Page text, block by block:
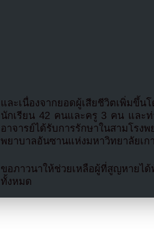
และเนื่องจากยอดผู้เสียชีวิตเพิ่มขึ้น
นักเรียน 42 คนและครู 3 คน และ
อาจารย์ได้รับการรักษาในสามโ
พยาบาลอันซานแห่งมหาวิทยาลัยเก
ขอภาวนาให้ช่วยเหลือผู้ที่สูญหายไ
ทั้งหมด
กรุณาให้เครดิตด้วย (ไม่อนุญาตให้